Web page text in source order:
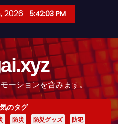
2026 5:42:04 PM
ーションを含みます。
のタグ
防災 防災グッズ
防犯